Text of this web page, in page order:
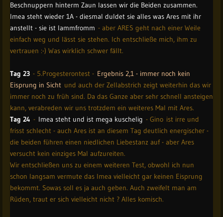
Beschnuppern hinterm Zaun lassen wir die Beiden zusammen.
Imea steht wieder 1A - diesmal duldet sie alles was Ares mit ihr
anstellt - sie ist lammfromm - aber ARES geht nach einer Weile
einfach weg und lässt sie stehen. Ich entschließe mich, ihm zu
vertrauen :-) Was wirklich schwer fällt.
Tag 23 - 5.Progesterontest - Ergebnis 2,1 - immer noch kein
Eisprung in Sicht und auch der Zellabstrich zeigt weiterhin das wir
immer noch zu früh sind. Da das Ganze aber sehr schnell ansteigen
kann, verabreden wir uns trotzdem ein weiteres Mal mit Ares.
Tag 24 - Imea steht und ist mega kuschelig - Gino ist irre und
frisst schlecht - auch Ares ist an diesem Tag deutlich energischer -
die beiden führen einen niedlichen Liebestanz auf - aber Ares
versucht kein einziges Mal aufzureiten.
Wir entschließen uns zu einem weiteren Test, obwohl ich nun
schon langsam vermute das Imea vielleicht gar keinen Eisprung
bekommt. Sowas soll es ja auch geben. Auch zweifelt man am
Rüden, traut er sich vielleicht nicht ? Alles komisch.